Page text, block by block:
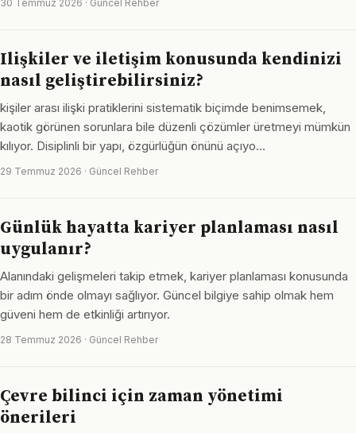
30 Temmuz 2026 · Güncel Rehber
Ilişkiler ve iletişim konusunda kendinizi
nasıl geliştirebilirsiniz?
kişiler arası ilişki pratiklerini sistematik biçimde benimsemek,
kaotik görünen sorunlara bile düzenli çözümler üretmeyi mümkün
kılıyor. Disiplinli bir yapı, özgürlüğün önünü açıyo…
29 Temmuz 2026 · Güncel Rehber
Günlük hayatta kariyer planlaması nasıl
uygulanır?
Alanındaki gelişmeleri takip etmek, kariyer planlaması konusunda
bir adım önde olmayı sağlıyor. Güncel bilgiye sahip olmak hem
güveni hem de etkinliği artırıyor.
28 Temmuz 2026 · Güncel Rehber
Çevre bilinci için zaman yönetimi
önerileri